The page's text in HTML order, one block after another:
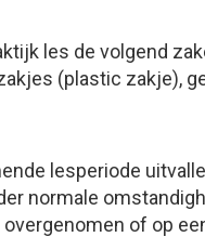
les de volgend
(plastic zakje),
lesperiode
normale
of op